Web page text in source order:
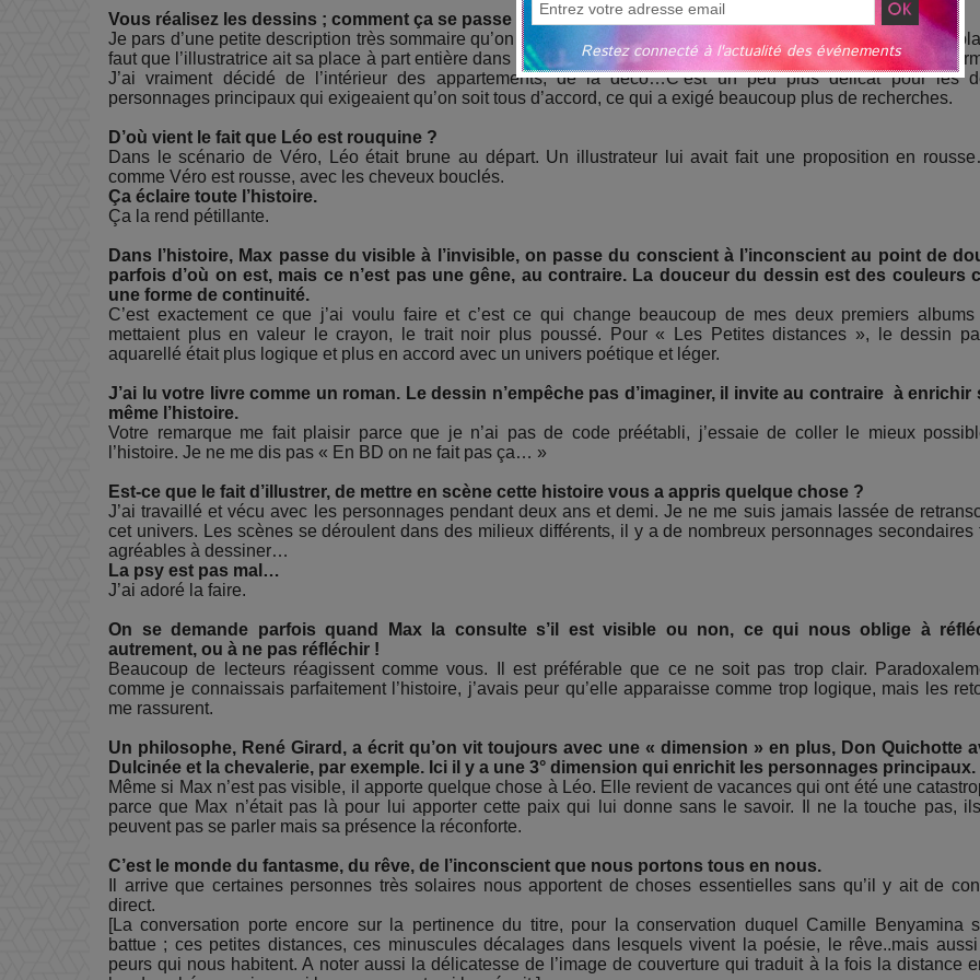
Vous réalisez les dessins ; comment ça se passe ? Comment décidez-vous ensemble ?
Je pars d’une petite description très sommaire qu’on me donne et à partir de laquelle je crée l’univers qui me
faut que l’illustratrice ait sa place à part entière dans le livre. Je propose et j’ai des retours de Véro ou de
J’ai vraiment décidé de l’intérieur des appartements, de la déco…C’est un peu plus délicat pour les
personnages principaux qui exigeaient qu’on soit tous d’accord, ce qui a exigé beaucoup plus de recherches.
D’où vient le fait que Léo est rouquine ?
Dans le scénario de Véro, Léo était brune au départ. Un illustrateur lui avait fait une proposition en
comme Véro est rousse, avec les cheveux bouclés.
Ça éclaire toute l’histoire.
Ça la rend pétillante.
Dans l’histoire, Max passe du visible à l’invisible, on passe du conscient à l’inconscient au point de
parfois d’où on est, mais ce n’est pas une gêne, au contraire. La douceur du dessin est des couleurs
une forme de continuité.
C’est exactement ce que j’ai voulu faire et c’est ce qui change beaucoup de mes deux premiers
mettaient plus en valeur le crayon, le trait noir plus poussé. Pour « Les Petites distances », le dessin
aquarellé était plus logique et plus en accord avec un univers poétique et léger.
J’ai lu votre livre comme un roman. Le dessin n’empêche pas d’imaginer, il invite au contraire à enrichir
même l’histoire.
Votre remarque me fait plaisir parce que je n’ai pas de code préétabli, j’essaie de coller le mieux
l’histoire. Je ne me dis pas « En BD on ne fait pas ça… »
Est-ce que le fait d’illustrer, de mettre en scène cette histoire vous a appris quelque chose ?
J’ai travaillé et vécu avec les personnages pendant deux ans et demi. Je ne me suis jamais lassée de
cet univers. Les scènes se déroulent dans des milieux différents, il y a de nombreux personnages secondaires
agréables à dessiner…
La psy est pas mal…
J’ai adoré la faire.
On se demande parfois quand Max la consulte s’il est visible ou non, ce qui nous oblige à
autrement, ou à ne pas réfléchir !
Beaucoup de lecteurs réagissent comme vous. Il est préférable que ce ne soit pas trop clair.
comme je connaissais parfaitement l’histoire, j’avais peur qu’elle apparaisse comme trop logique, mais les
me rassurent.
Un philosophe, René Girard, a écrit qu’on vit toujours avec une « dimension » en plus, Don Quichotte
Dulcinée et la chevalerie, par exemple. Ici il y a une 3° dimension qui enrichit les personnages principaux.
Même si Max n’est pas visible, il apporte quelque chose à Léo. Elle revient de vacances qui ont été une
parce que Max n’était pas là pour lui apporter cette paix qui lui donne sans le savoir. Il ne la touche pas,
peuvent pas se parler mais sa présence la réconforte.
C’est le monde du fantasme, du rêve, de l’inconscient que nous portons tous en nous.
Il arrive que certaines personnes très solaires nous apportent de choses essentielles sans qu’il y ait de
direct.
[La conversation porte encore sur la pertinence du titre, pour la conservation duquel Camille Benyamina
battue ; ces petites distances, ces minuscules décalages dans lesquels vivent la poésie, le rêve..mais
peurs qui nous habitent. A noter aussi la délicatesse de l’image de couverture qui traduit à la fois la distance
Restez connecté à l'actualité des événements